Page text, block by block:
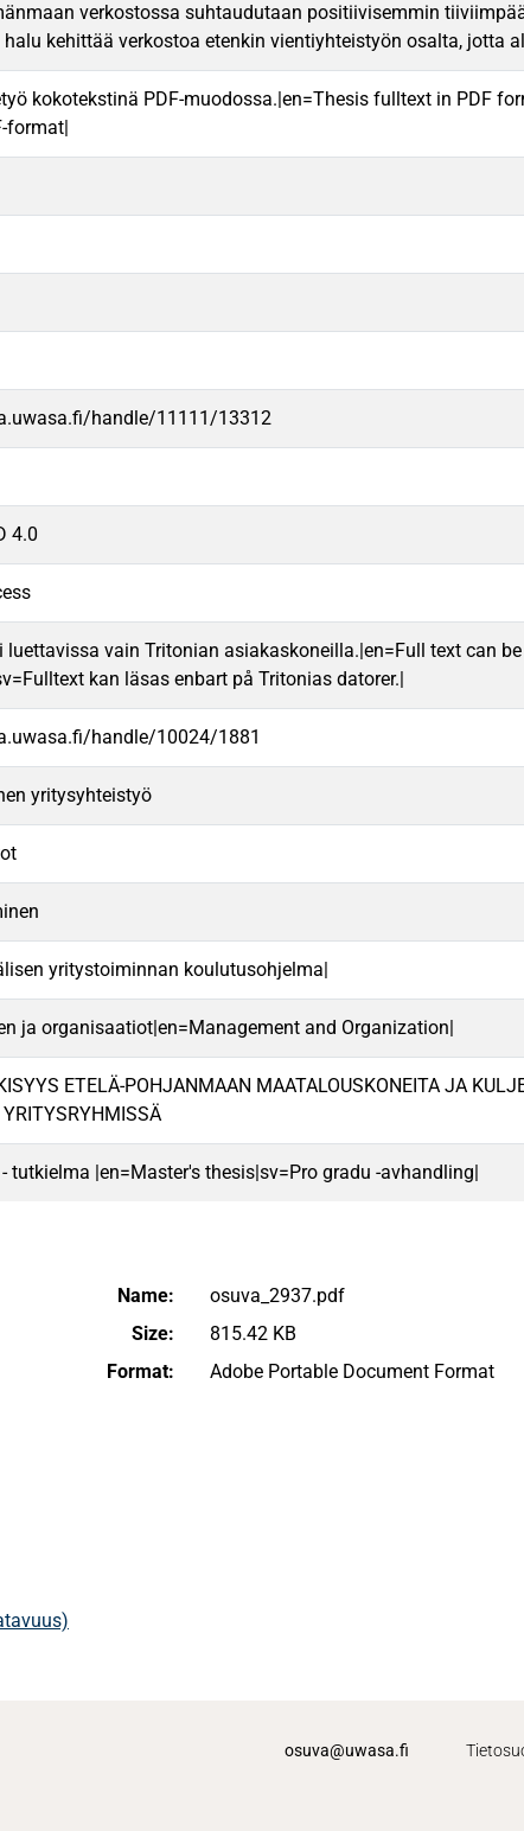
verkostossa suhtaudutaan positiivisemmin
kehittää verkostoa etenkin vientiyhteistyön osalta, jotta
kokotekstinä PDF-muodossa.|en=Thesis fulltext in PDF
format|
handle/11111/13312
4.0
luettavissa vain Tritonian asiakaskoneilla.|en=Full text can
kan läsas enbart på Tritonias datorer.|
handle/10024/1881
yritysyhteistyö
yritystoiminnan koulutusohjelma|
ja organisaatiot|en=Management and Organization|
ETELÄ-POHJANMAAN MAATALOUSKONEITA JA
tutkielma |en=Master's thesis|sv=Pro gradu -avhandling|
Name:
osuva_2937.pdf
Size:
815.42 KB
Format:
Adobe Portable Document Format
osuva@uwasa.fi